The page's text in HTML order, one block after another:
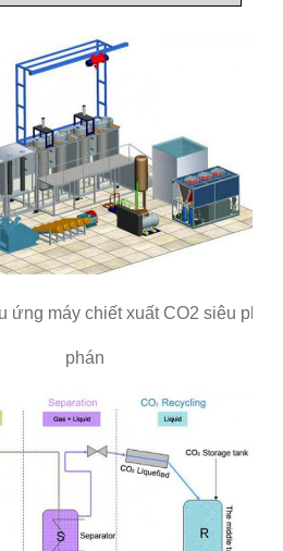
ứng máy chiết xuất CO2 siêu phê
phán